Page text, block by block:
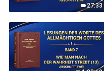
27:33